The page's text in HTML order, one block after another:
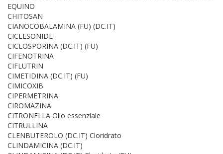
EQUINO
CHITOSAN
CIANOCOBALAMINA (FU) (DC.IT)
CICLESONIDE
CICLOSPORINA (DC.IT) (FU)
CIFENOTRINA
CIFLUTRIN
CIMETIDINA (DC.IT) (FU)
CIMICOXIB
CIPERMETRINA
CIROMAZINA
CITRONELLA Olio essenziale
CITRULLINA
CLENBUTEROLO (DC.IT) Cloridrato
CLINDAMICINA (DC.IT)